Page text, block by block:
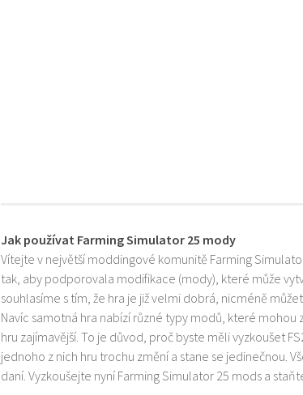
Jak používat Farming Simulator 25 mody
Vítejte v největší moddingové komunitě Farming
tak, aby podporovala modifikace (mody), které může
souhlasíme s tím, že hra je již velmi dobrá, nicméně
Navíc samotná hra nabízí různé typy modů, které
hru zajímavější. To je důvod, proč byste měli vyzkoušet
jednoho z nich hru trochu změní a stane se jedinečnou.
daní. Vyzkoušejte nyní Farming Simulator 25 mods a